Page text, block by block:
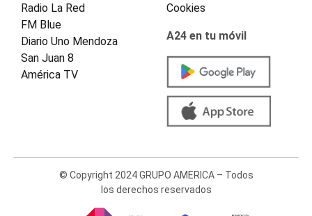
Radio La Red
FM Blue
Diario Uno Mendoza
San Juan 8
América TV
Cookies
A24 en tu móvil
© Copyright 2024 GRUPO AMERICA – Todos
los derechos reservados